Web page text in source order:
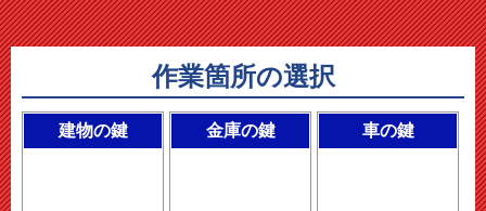
作業箇所の選択
建物の鍵 金庫の鍵 車の鍵